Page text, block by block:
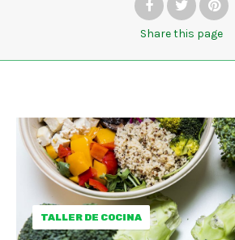
Sharethis page
TALLER DE COCINA